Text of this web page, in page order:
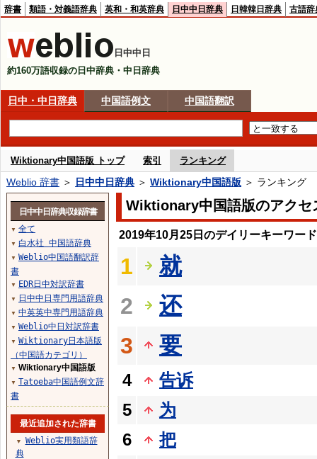
辞書 類語・対義語辞典 英和・和英辞典 日中中日辞典 日韓韓日辞典 古語辞
日中中日
約160万語収録の日中辞典・中日辞典
日中・中日辞典 中国語例文 中国語翻訳
Wiktionary中国語版 トップ 索引 ランキング
Weblio 辞書 ＞ 日中中日辞典 ＞ Wiktionary中国語版 ＞ ランキング
Wiktionary中国語版のアクセ
2019年10月25日のデイリーキーワー
1
就
2
还
3
要
4
告诉
5
为
6
把
日中中日辞典収録辞書
▼ 全て
▼ 白水社 中国語辞典
▼ Weblio中国語翻訳辞
書
▼ EDR日中対訳辞書
▼ 日中中日専門用語辞典
▼ 中英英中専門用語辞典
▼ Weblio中日対訳辞書
▼ Wiktionary日本語版
（中国語カテゴリ）
▼ Wiktionary中国語版
▼ Tatoeba中国語例文辞
書
最近追加された辞書
▼
Weblio実用類語辞
典